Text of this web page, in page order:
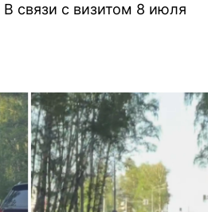
связи с визитом 8 июля